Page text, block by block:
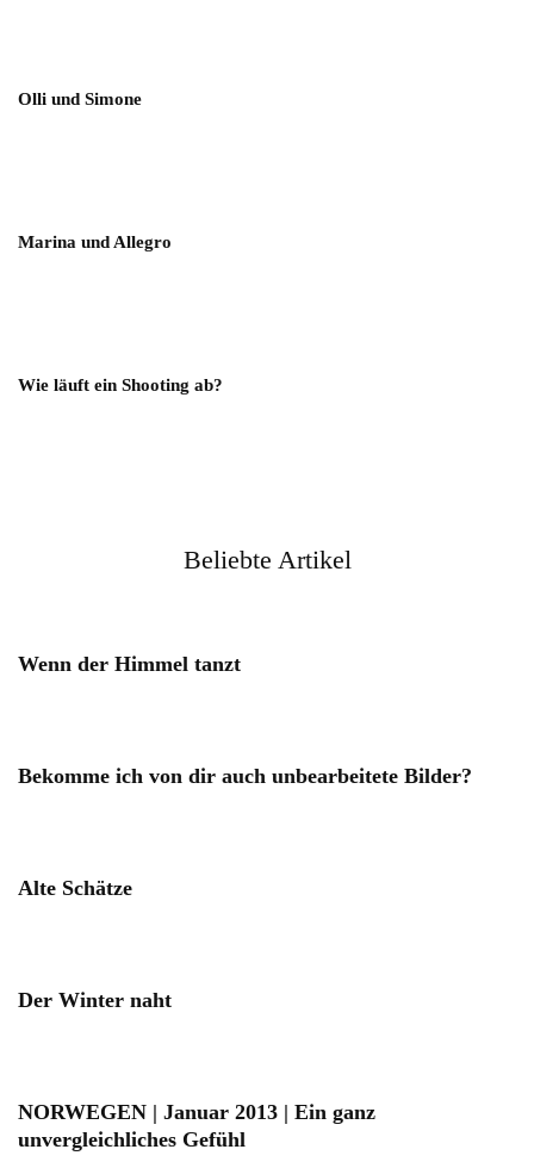
Olli und Simone
Marina und Allegro
Wie läuft ein Shooting ab?
Beliebte Artikel
Wenn der Himmel tanzt
Bekomme ich von dir auch unbearbeitete Bilder?
Alte Schätze
Der Winter naht
NORWEGEN | Januar 2013 | Ein ganz
unvergleichliches Gefühl